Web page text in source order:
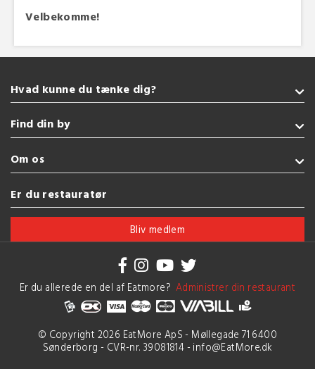
Velbekomme!
Hvad kunne du tænke dig?
Takeaway
Burger
Tyrkisk
Indisk
Se flere køkkener
Find din by
Sønderborg
Kolding
Esbjerg
Vejle
Om os
Handelsbetingelser
Brug af cookies
Er du restauratør
Bliv medlem
Er du allerede en del af Eatmore? Administrer din restaurant
© Copyright 2026 EatMore ApS - Møllegade 71 6400
Sønderborg - CVR-nr. 39081814 - info@EatMore.dk